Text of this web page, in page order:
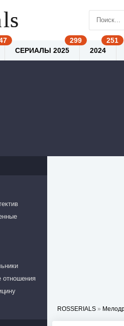
ROSSERIALS »
отношения
СЕРИАЛЫ 2025 2024